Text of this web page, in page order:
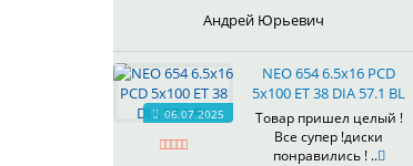
Андрей Юрьевич
06.07.2025
NEO 654 6.5x16 PCD
5x100 ET 38 DIA 57.1 BL
Товар пришел целый !
Все супер !диски
понравились ! ..